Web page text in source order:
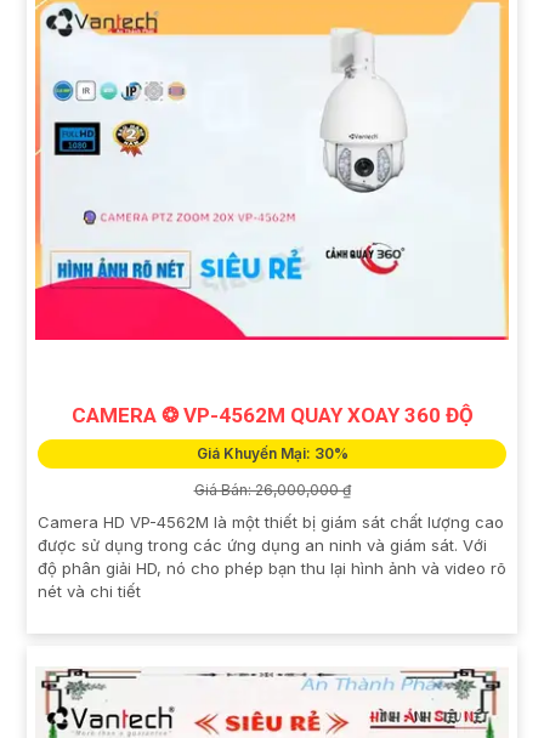
CAMERA ❂ VP-4562M QUAY XOAY 360 ĐỘ
Giá Khuyến Mại: 30%
Giá Bán: 26,000,000 ₫
Camera HD VP-4562M là một thiết bị giám sát chất lượng cao
được sử dụng trong các ứng dụng an ninh và giám sát. Với
độ phân giải HD, nó cho phép bạn thu lại hình ảnh và video rõ
nét và chi tiết